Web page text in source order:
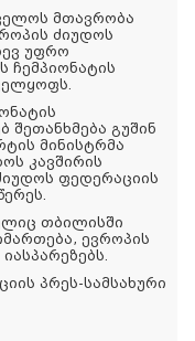
მთავრობა
ძიუდოს
უფრო
ჩემპიონატის
შეთანხმება გუშინ
მინისტრმა
კავშირის
ფედერაციის
თბილისში
ევროპის
პრეს-სამსახური